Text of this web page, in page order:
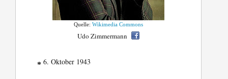
Quelle:Wikimedia Commons
Udo Zimmermann
* 6. Oktober 1943